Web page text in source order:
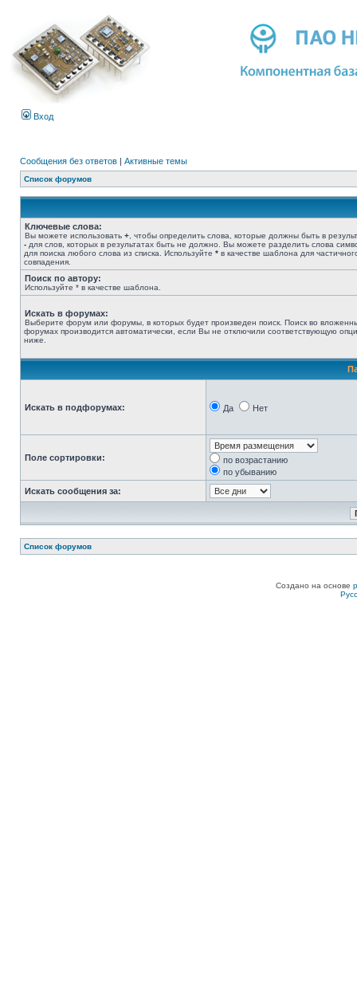
Вход
Сообщения без ответов | Активные темы
Список форумов
Ключевые слова:
Вы можете использовать + , чтобы определить слова, которые должны быть в
- для слов, которых в результатах быть не должно. Вы можете разделить слова
для поиска любого слова из списка. Используйте * в качестве шаблона для
совпадения.
Поиск по автору:
Используйте * в качестве шаблона.
Искать в форумах:
Выберите форум или форумы, в которых будет произведен поиск. Поиск во
форумах производится автоматически, если Вы не отключили соответствующую
ниже.
Искать в подфорумах: Да Нет
Поле сортировки:
по возрастанию
по убыванию
Искать сообщения за:
Список форумов
Создано на основе